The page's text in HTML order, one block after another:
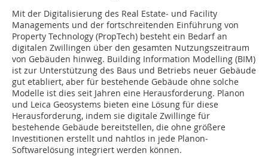
Mit der Digitalisierung des Real Estate‐ und Facility
Managements und der fortschreitenden Einführung von
Property Technology (PropTech) besteht ein Bedarf an
digitalen Zwillingen über den gesamten Nutzungszeitraum
von Gebäuden hinweg. Building Information Modelling (BIM)
ist zur Unterstützung des Baus und Betriebs neuer Gebäude
gut etabliert, aber für bestehende Gebäude ohne solche
Modelle ist dies seit Jahren eine Herausforderung. Planon
und Leica Geosystems bieten eine Lösung für diese
Herausforderung, indem sie digitale Zwillinge für
bestehende Gebäude bereitstellen, die ohne größere
Investitionen erstellt und nahtlos in jede Planon‐
Softwarelösung integriert werden können.